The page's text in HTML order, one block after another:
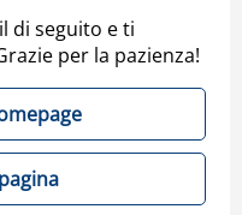
di seguito e ti
per la pazienza!